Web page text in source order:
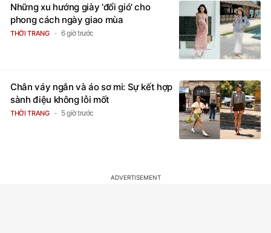
Những xu hướng giày 'đổi gió' cho
phong cách ngày giao mùa
THỜI TRANG 6 giờ trước
Chân váy ngắn và áo sơ mi: Sự kết hợp
sành điệu không lỗi mốt
THỜI TRANG 5 giờ trước